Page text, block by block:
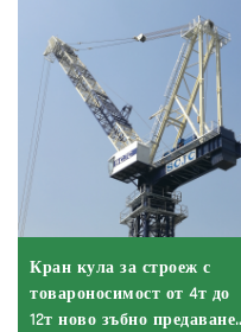
Кран кула за строеж с
товароносимост от 4т до
12т ново зъбно предаване,